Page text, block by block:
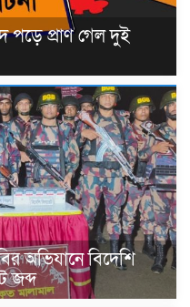
পড়ে প্রাণ গেল দুই
অভিযানে বিদেশি
জব্দ